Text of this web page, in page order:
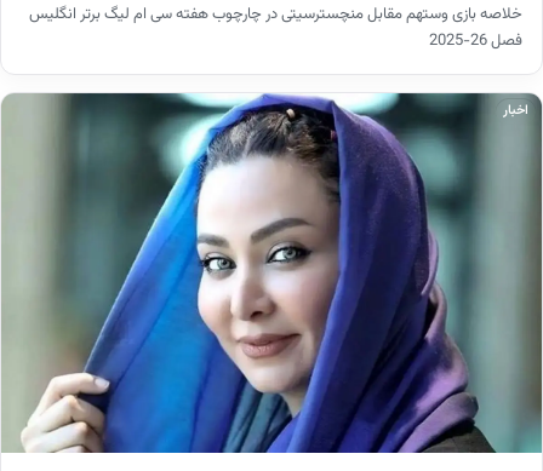
خلاصه بازی وستهم مقابل منچسترسیتی در چارچوب هفته سی ام لیگ برتر انگلیس
فصل 26-2025
اخبار